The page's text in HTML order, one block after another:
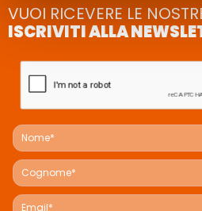
VUOI RICEVERE LE
ISCRIVITI ALLA